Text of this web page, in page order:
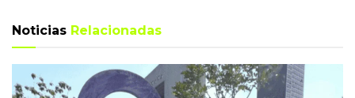
Noticias Relacionadas